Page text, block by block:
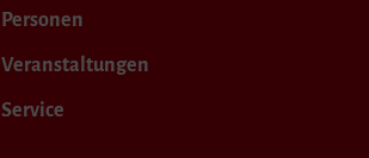
Personen
Veranstaltungen
Service